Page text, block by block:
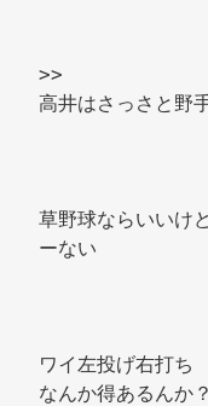
>>
高井はさっさと野
草野球ならいいけ
ーない
ワイ左投げ右打ち
なんか得あるんか